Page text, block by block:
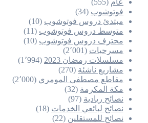
عام (555)
فوتوشوب (34)
مبتدئ دروس فوتوشوب (10)
متوسط دروس فوتوشوب (11)
محترف دروس فوتوشوب (10)
مسرحيات (2٬001)
مسلسلات رمضان 2023
(1٬994)
مشاريع ناشئة (270)
مقاطع مصطفى المومري (2٬000)
مكة المكرمة (32)
نصائح ريادية (97)
نصائح لبائعي الخدمات (18)
نصائح للمستقلين (22)